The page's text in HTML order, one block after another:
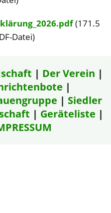
(171.5
Datei)
| Der Verein |
|
| Siedler
| Geräteliste |